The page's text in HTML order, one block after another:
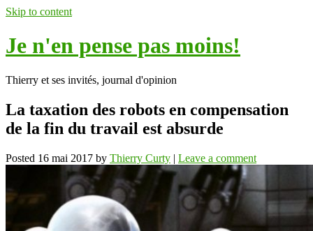
Skip to content
Je n'en pense pas moins!
Thierry et ses invités, journal d'opinion
La taxation des robots en compensation
de la fin du travail est absurde
Posted 16 mai 2017 by Thierry Curty | Leave a comment